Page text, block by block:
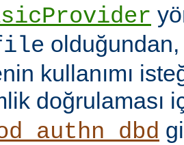
kullanımı
doğrulaması